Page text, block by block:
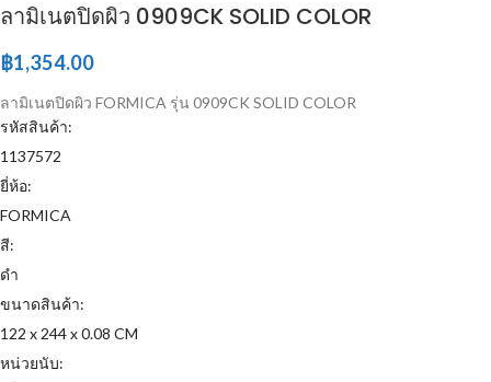
ลามิเนตปิดผิว 0909CK SOLID COLOR
฿1,354.00
ลามิเนตปิดผิว FORMICA รุ่น 0909CK SOLID COLOR
รหัสสินค้า:
1137572
ยี่ห้อ:
FORMICA
สี:
ดำ
ขนาดสินค้า:
122 x 244 x 0.08 CM
หน่วยนับ: